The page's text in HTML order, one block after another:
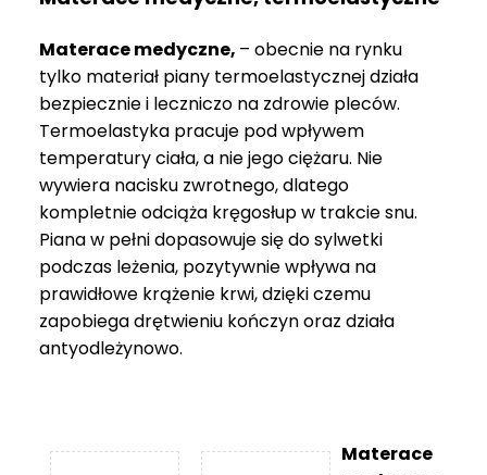
Materace medyczne, – obecnie na rynku
tylko materiał piany termoelastycznej działa
bezpiecznie i leczniczo na zdrowie pleców.
Termoelastyka pracuje pod wpływem
temperatury ciała, a nie jego ciężaru. Nie
wywiera nacisku zwrotnego, dlatego
kompletnie odciąża kręgosłup w trakcie snu.
Piana w pełni dopasowuje się do sylwetki
podczas leżenia, pozytywnie wpływa na
prawidłowe krążenie krwi, dzięki czemu
zapobiega drętwieniu kończyn oraz działa
antyodleżynowo.
Materace